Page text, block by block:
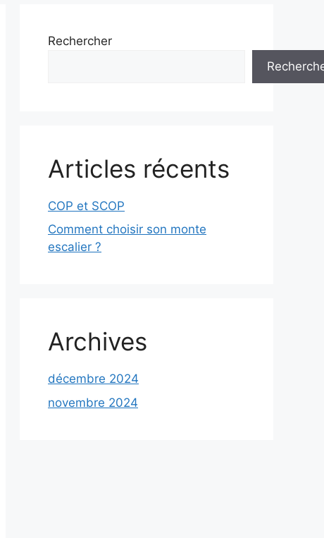
Rechercher
Articles récents
COP et SCOP
Comment choisir son monte
escalier ?
Archives
décembre 2024
novembre 2024